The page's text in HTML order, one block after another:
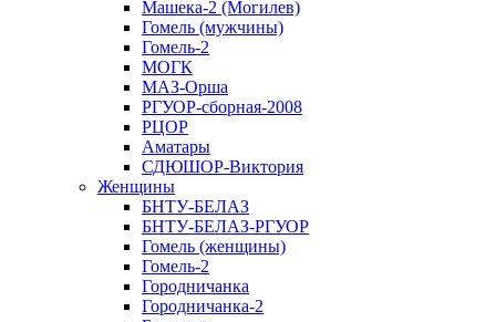
Машека-2 (Могилев)
Гомель (мужчины)
Гомель-2
МОГК
МАЗ-Орша
РГУОР-сборная-2008
РЦОР
Аматары
СДЮШОР-Виктория
Женщины
БНТУ-БЕЛАЗ
БНТУ-БЕЛАЗ-РГУОР
Гомель (женщины)
Гомель-2
Городничанка
Городничанка-2